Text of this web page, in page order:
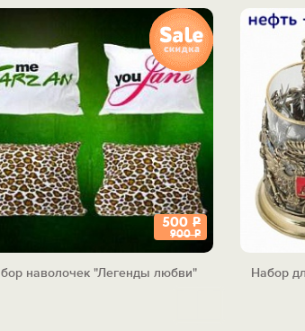
500 Р
900Р
наволочек "Легенды любви" Набор